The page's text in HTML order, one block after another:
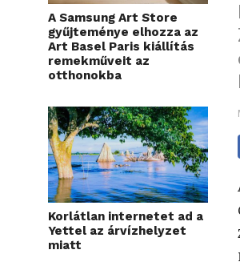
A Samsung Art Store
gyűjteménye elhozza az
Art Basel Paris kiállítás
remekműveit az
otthonokba
Korlátlan internetet ad a
Yettel az árvízhelyzet
miatt